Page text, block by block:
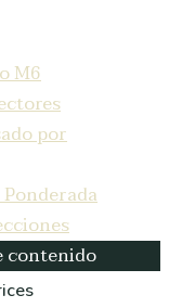
M6
por
contenido